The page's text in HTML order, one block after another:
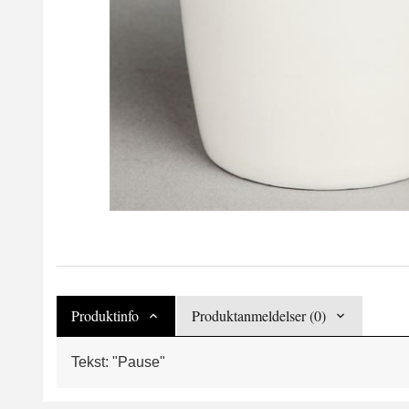
Produktinfo Produktanmeldelser (0)
Tekst: "Pause"